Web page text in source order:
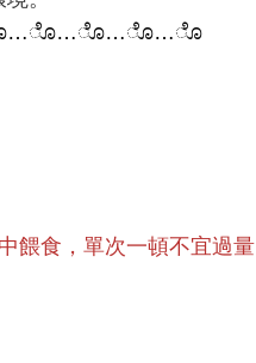
…ೊ…ೊ…ೊ…ೊ
餵食，單次一頓不宜過量